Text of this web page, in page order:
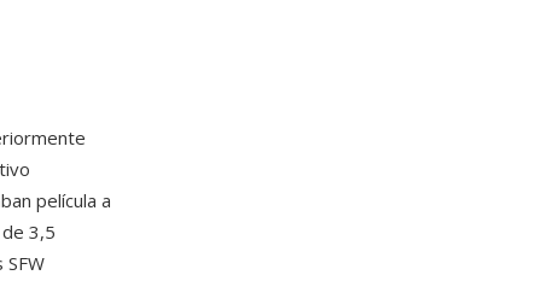
película a
3,5